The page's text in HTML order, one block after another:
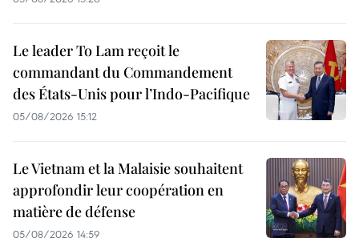
Le leader To Lam reçoit le
commandant du Commandement
des États-Unis pour l’Indo-Pacifique
05/08/2026 15:12
Le Vietnam et la Malaisie souhaitent
approfondir leur coopération en
matière de défense
05/08/2026 14:59